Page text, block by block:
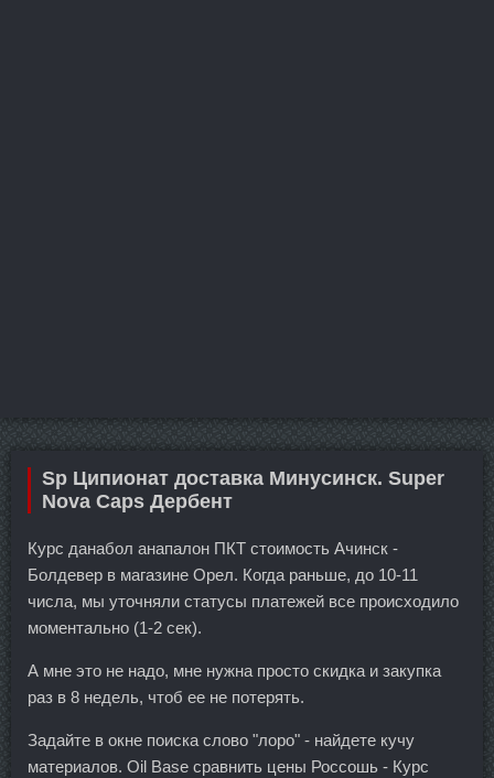
Sp Ципионат доставка Минусинск. Super
Nova Caps Дербент
Курс данабол анапалон ПКТ стоимость Ачинск -
Болдевер в магазине Орел. Когда раньше, до 10-11
числа, мы уточняли статусы платежей все происходило
моментально (1-2 сек).
А мне это не надо, мне нужна просто скидка и закупка
раз в 8 недель, чтоб ее не потерять.
Задайте в окне поиска слово "лоро" - найдете кучу
материалов. Oil Base сравнить цены Россошь - Курс